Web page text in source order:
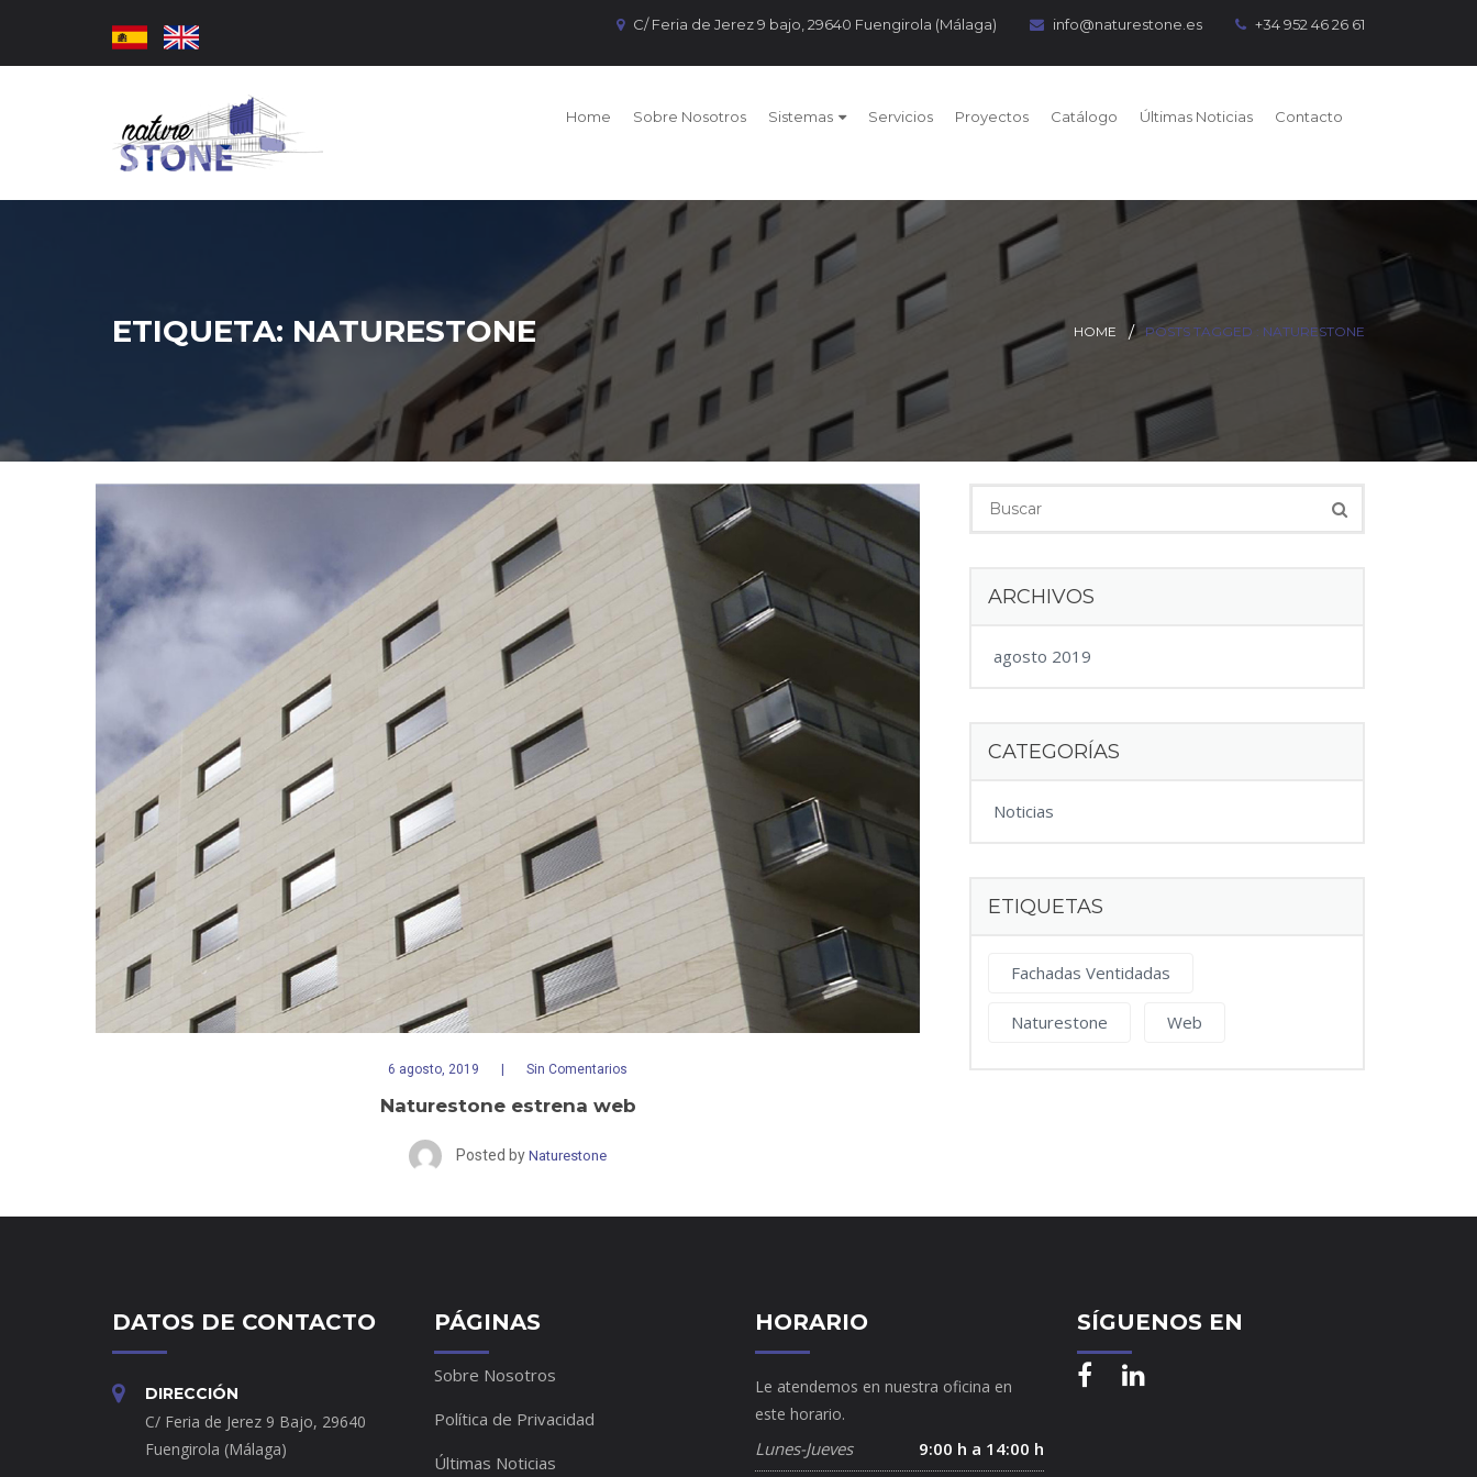
C/ Feria de Jerez 9 bajo, 29640 Fuengirola (Málaga) info@naturestone.es +34 952 46 26 61
Home Sobre Nosotros Sistemas Servicios Proyectos Catálogo Últimas Noticias Contacto
ETIQUETA: NATURESTONE HOME POSTS TAGGED : NATURESTONE
6 agosto, 2019 Sin Comentarios
Naturestone estrena web
Posted by Naturestone
ARCHIVOS
agosto 2019
CATEGORÍAS
Noticias
ETIQUETAS
Fachadas Ventidadas
Naturestone Web
DATOS DE CONTACTO
DIRECCIÓN
C/ Feria de Jerez 9 Bajo, 29640
Fuengirola (Málaga)
PÁGINAS
Sobre Nosotros
Política de Privacidad
Últimas Noticias
HORARIO
Le atendemos en nuestra oficina en
este horario.
Lunes-Jueves 9:00 h a 14:00 h
SÍGUENOS EN